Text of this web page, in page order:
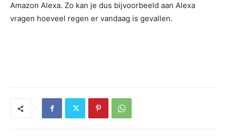
Amazon Alexa. Zo kan je dus bijvoorbeeld aan Alexa
vragen hoeveel regen er vandaag is gevallen.